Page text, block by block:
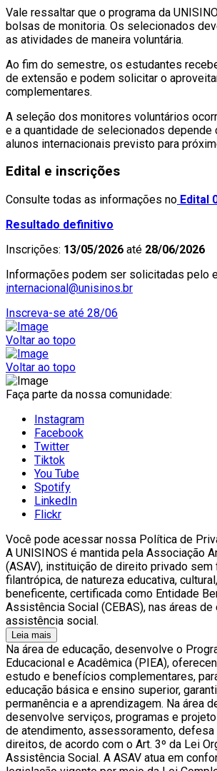
Vale ressaltar que o programa da
bolsas de monitoria. Os selecionados
as atividades de maneira voluntária.
Ao fim do semestre, os estudantes
de extensão e podem solicitar o
complementares.
A seleção dos monitores voluntários
e a quantidade de selecionados depende
alunos internacionais previsto para
Edital e inscrições
Consulte todas as informações no Edital
Resultado definitivo
Inscrições: 13/05/2026 até 28/06/2026
Informações podem ser solicitadas pelo
internacional@unisinos.br
Inscreva-se até 28/06
Voltar ao topo
Voltar ao topo
Faça parte da nossa comunidade:
Instagram
Facebook
Twitter
Tiktok
You Tube
Spotify
LinkedIn
Flickr
Você pode acessar nossa Política de
A UNISINOS é mantida pela Associação
(ASAV), instituição de direito privado
filantrópica, de natureza educativa,
beneficente, certificada como Entidade
Assistência Social (CEBAS), nas áreas de
assistência social.
Leia mais
Na área de educação, desenvolve o
Educacional e Acadêmica (PIEA),
estudo e benefícios complementares,
educação básica e ensino superior,
permanência e a aprendizagem. Na área
desenvolve serviços, programas e
de atendimento, assessoramento, defesa
direitos, de acordo com o Art. 3º da Lei
Assistência Social. A ASAV atua em